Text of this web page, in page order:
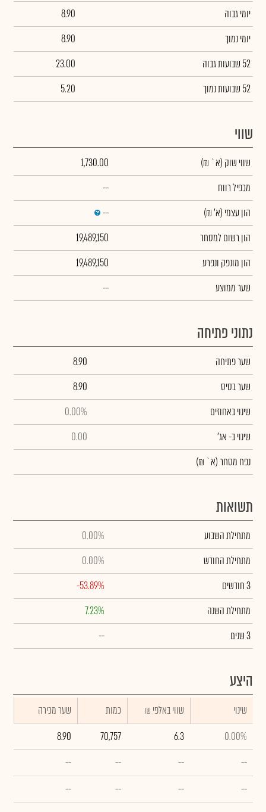
יומי גבוה
8.90
יומי נמוך
8.90
52 שבועות גבוה
23.00
52 שבועות נמוך
5.20
שווי
שווי שוק (א` ₪)
1,730.00
מכפיל רווח
--
הון עצמי (א' ₪)
--
הון רשום למסחר
19,489,150
הון מונפק ונפרע
19,489,150
שער ממוצע
--
נתוני פתיחה
שער פתיחה
8.90
שער בסיס
8.90
שינוי באחוזים
0.00%
שינויב- אג'
0.00
נפח מסחר(א` ₪)
תשואות
מתחילת השבוע
0.00%
מתחילת החודש
0.00%
3 חודשים
-53.89%
מתחילת השנה
7.23%
3 שנים
--
היצע
שינוי ₪ שווי באלפי כמות
שער מכירה
0.00%
6.3
70,757
8.90
--
--
--
--
--
--
--
--